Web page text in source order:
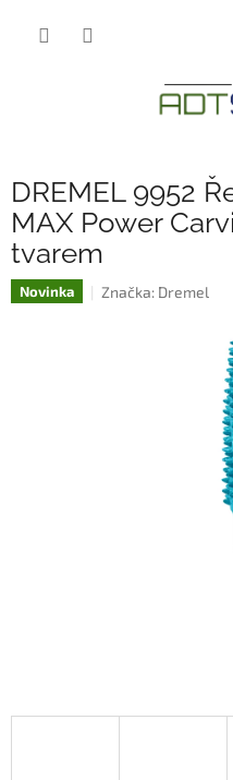
DREMEL 9952
MAX Power
tvarem
Novinka Značka: Dremel